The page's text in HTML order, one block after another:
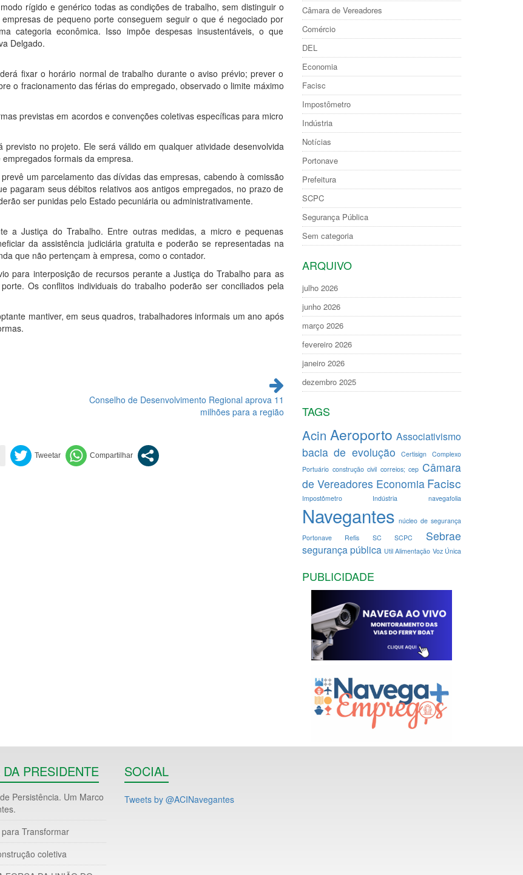
rígido e genérico todas as condições de trabalho, sem distinguir o
de pequeno porte conseguem seguir o que é negociado por
categoria econômica. Isso impõe despesas insustentáveis, o que
Delgado.
fixar o horário normal de trabalho durante o aviso prévio; prever o
o fracionamento das férias do empregado, observado o limite máximo
previstas em acordos e convenções coletivas específicas para micro
no projeto. Ele será válido em qualquer atividade desenvolvida
formais da empresa.
um parcelamento das dívidas das empresas, cabendo à comissão
pagaram seus débitos relativos aos antigos empregados, no prazo de
ser punidas pelo Estado pecuniária ou administrativamente.
a Justiça do Trabalho. Entre outras medidas, a micro e pequenas
da assistência judiciária gratuita e poderão se representadas na
que não pertençam à empresa, como o contador.
para interposição de recursos perante a Justiça do Trabalho para as
Os conflitos individuais do trabalho poderão ser conciliados pela
mantiver, em seus quadros, trabalhadores informais um ano após
Conselho de Desenvolvimento Regional aprova 11
milhões para a região
Câmara de Vereadores
Comércio
DEL
Economia
Facisc
Impostômetro
Indústria
Notícias
Portonave
Prefeitura
SCPC
Segurança Pública
Sem categoria
ARQUIVO
julho 2026
junho 2026
março 2026
fevereiro 2026
janeiro 2026
dezembro 2025
TAGS
Acin Aeroporto Associativismo
bacia de evolução Certisign Complexo
Portuário construção civil correios; cep Câmara
de Vereadores Economia Facisc
Impostômetro Indústria navegafolia
Navegantes núcleo de segurança
Portonave
Refis SC SCPC Sebrae
segurança pública Util Alimentação Voz Única
PUBLICIDADE
DA PRESIDENTE
Persistência. Um Marco
Transformar
coletiva
SOCIAL
Tweets by @ACINavegantes